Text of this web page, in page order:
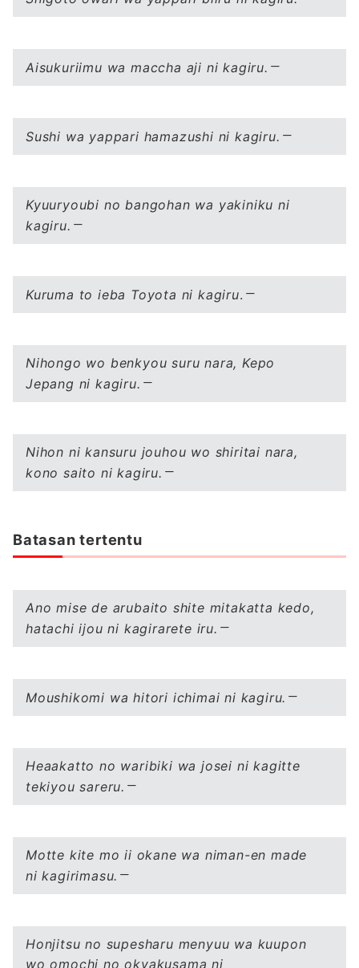
Aisukuriimu wa maccha aji ni kagiru.
Sushi wa yappari hamazushi ni kagiru.
Kyuuryoubi no bangohan wa yakiniku ni
kagiru.
Kuruma to ieba Toyota ni kagiru.
Nihongo wo benkyou suru nara, Kepo
Jepang ni kagiru.
Nihon ni kansuru jouhou wo shiritai nara,
kono saito ni kagiru.
Batasan tertentu
Ano mise de arubaito shite mitakatta kedo,
hatachi ijou ni kagirarete iru.
Moushikomi wa hitori ichimai ni kagiru.
Heaakatto no waribiki wa josei ni kagitte
tekiyou sareru.
Motte kite mo ii okane wa niman-en made
ni kagirimasu.
Honjitsu no supesharu menyuu wa kuupon
wo omochi no okyakusama ni